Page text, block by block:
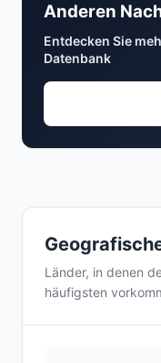
Länder, in denen
häufigsten
Anderen
Entdecken Sie
Datenbank